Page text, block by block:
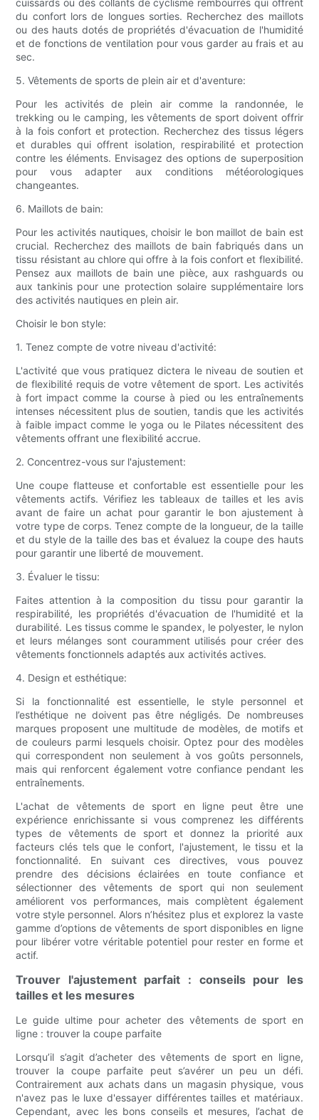
cuissards ou des collants de cyclisme rembourrés qui offrent
du confort lors de longues sorties. Recherchez des maillots
ou des hauts dotés de propriétés d'évacuation de l'humidité
et de fonctions de ventilation pour vous garder au frais et au
sec.
5. Vêtements de sports de plein air et d'aventure:
Pour les activités de plein air comme la randonnée, le
trekking ou le camping, les vêtements de sport doivent offrir
à la fois confort et protection. Recherchez des tissus légers
et durables qui offrent isolation, respirabilité et protection
contre les éléments. Envisagez des options de superposition
pour vous adapter aux conditions météorologiques
changeantes.
6. Maillots de bain:
Pour les activités nautiques, choisir le bon maillot de bain est
crucial. Recherchez des maillots de bain fabriqués dans un
tissu résistant au chlore qui offre à la fois confort et flexibilité.
Pensez aux maillots de bain une pièce, aux rashguards ou
aux tankinis pour une protection solaire supplémentaire lors
des activités nautiques en plein air.
Choisir le bon style:
1. Tenez compte de votre niveau d'activité:
L'activité que vous pratiquez dictera le niveau de soutien et
de flexibilité requis de votre vêtement de sport. Les activités
à fort impact comme la course à pied ou les entraînements
intenses nécessitent plus de soutien, tandis que les activités
à faible impact comme le yoga ou le Pilates nécessitent des
vêtements offrant une flexibilité accrue.
2. Concentrez-vous sur l'ajustement:
Une coupe flatteuse et confortable est essentielle pour les
vêtements actifs. Vérifiez les tableaux de tailles et les avis
avant de faire un achat pour garantir le bon ajustement à
votre type de corps. Tenez compte de la longueur, de la taille
et du style de la taille des bas et évaluez la coupe des hauts
pour garantir une liberté de mouvement.
3. Évaluer le tissu:
Faites attention à la composition du tissu pour garantir la
respirabilité, les propriétés d'évacuation de l'humidité et la
durabilité. Les tissus comme le spandex, le polyester, le nylon
et leurs mélanges sont couramment utilisés pour créer des
vêtements fonctionnels adaptés aux activités actives.
4. Design et esthétique:
Si la fonctionnalité est essentielle, le style personnel et
l’esthétique ne doivent pas être négligés. De nombreuses
marques proposent une multitude de modèles, de motifs et
de couleurs parmi lesquels choisir. Optez pour des modèles
qui correspondent non seulement à vos goûts personnels,
mais qui renforcent également votre confiance pendant les
entraînements.
L'achat de vêtements de sport en ligne peut être une
expérience enrichissante si vous comprenez les différents
types de vêtements de sport et donnez la priorité aux
facteurs clés tels que le confort, l'ajustement, le tissu et la
fonctionnalité. En suivant ces directives, vous pouvez
prendre des décisions éclairées en toute confiance et
sélectionner des vêtements de sport qui non seulement
améliorent vos performances, mais complètent également
votre style personnel. Alors n’hésitez plus et explorez la vaste
gamme d’options de vêtements de sport disponibles en ligne
pour libérer votre véritable potentiel pour rester en forme et
actif.
Trouver l'ajustement parfait : conseils pour les
tailles et les mesures
Le guide ultime pour acheter des vêtements de sport en
ligne : trouver la coupe parfaite
Lorsqu’il s’agit d’acheter des vêtements de sport en ligne,
trouver la coupe parfaite peut s’avérer un peu un défi.
Contrairement aux achats dans un magasin physique, vous
n'avez pas le luxe d'essayer différentes tailles et matériaux.
Cependant, avec les bons conseils et mesures, l’achat de